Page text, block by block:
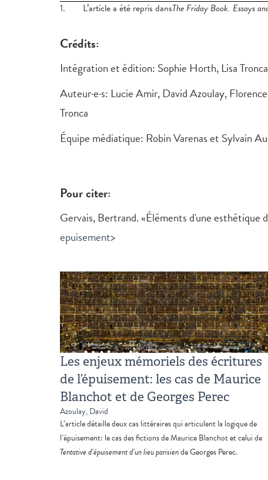
1. L’article a été repris dansThe Friday Book. Essays
Crédits:
Intégration et édition: Sophie Horth, Lisa Tronca
Auteur·e·s: Lucie Amir, David Azoulay,
Tronca
Équipe médiatique: Robin Varenas et Sylvain
Pour citer:
Gervais, Bertrand. «Éléments d'une esthétique
epuisement>
Les enjeux mémoriels des écritures
de l’épuisement: les cas de Maurice
Blanchot et de Georges Perec
Azoulay, David
L’article détaille deux cas littéraires qui articulent la logique de
l’épuisement: le cas des fictions de Maurice Blanchot et celui de
Tentative d’épuisement d’un lieu parisiende Georges Perec.